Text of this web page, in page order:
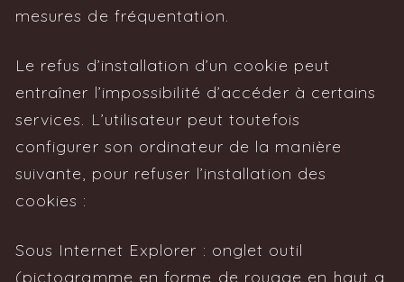
mesures de fréquentation.
Le refus d’installation d’un cookie peut
entraîner l’impossibilité d’accéder à certains
services. L’utilisateur peut toutefois
configurer son ordinateur de la manière
suivante, pour refuser l’installation des
cookies :
Sous Internet Explorer : onglet outil
(pictogramme en forme de rouage en haut a